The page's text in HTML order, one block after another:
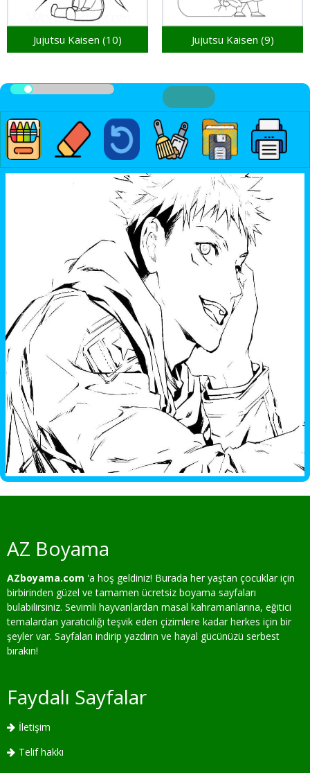
Jujutsu Kaisen (10) Jujutsu Kaisen (9)
AZ Boyama
AZboyama.com 'a hoş geldiniz! Burada her yaştan çocuklar için
birbirinden güzel ve tamamen ücretsiz boyama sayfaları
bulabilirsiniz. Sevimli hayvanlardan masal kahramanlarına, eğitici
temalardan yaratıcılığı teşvik eden çizimlere kadar herkes için bir
şeyler var. Sayfaları indirip yazdırın ve hayal gücünüzü serbest
bırakın!
Faydalı Sayfalar
İletişim
Telif hakkı